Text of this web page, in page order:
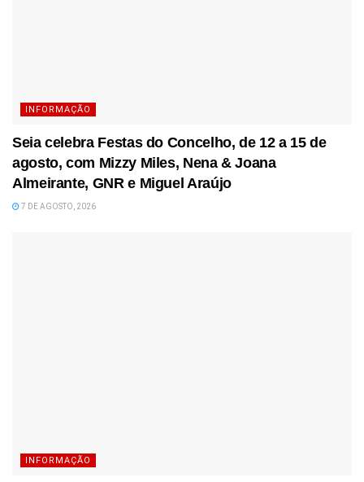
INFORMAÇÃO
Seia celebra Festas do Concelho, de 12 a 15 de
agosto, com Mizzy Miles, Nena & Joana
Almeirante, GNR e Miguel Araújo
7 DE AGOSTO, 2026
INFORMAÇÃO